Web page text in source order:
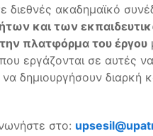
ακαδημαϊκό
και των
πλατφόρμα του έργου
εργάζονται σε αυτές
δημιουργήσουν διαρκή
στο: